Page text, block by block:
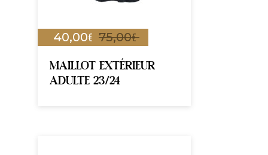
40,00€ 75,00€
MAILLOT EXTÉRIEUR
ADULTE 23/24